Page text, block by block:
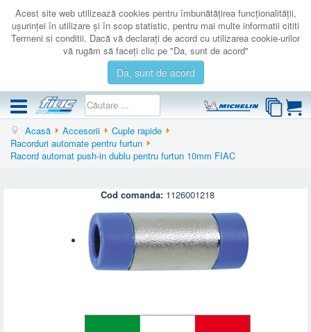
Acest site web utilizează cookies pentru îmbunătăţirea funcţionalităţii,
uşurinţei în utilizare şi în scop statistic, pentru mai multe informatii cititi
Termeni si conditii. Dacă vă declaraţi de acord cu utilizarea cookie-urilor
vă rugăm să faceţi clic pe "Da, sunt de acord"
Da, sunt de acord
COMPRESOARE
ACCESORII
Acasă Accesorii
Cuple rapide
Racorduri automate pentru furtun
Racord automat push-in dublu pentru furtun 10mm FIAC
Cod comanda: 1126001218